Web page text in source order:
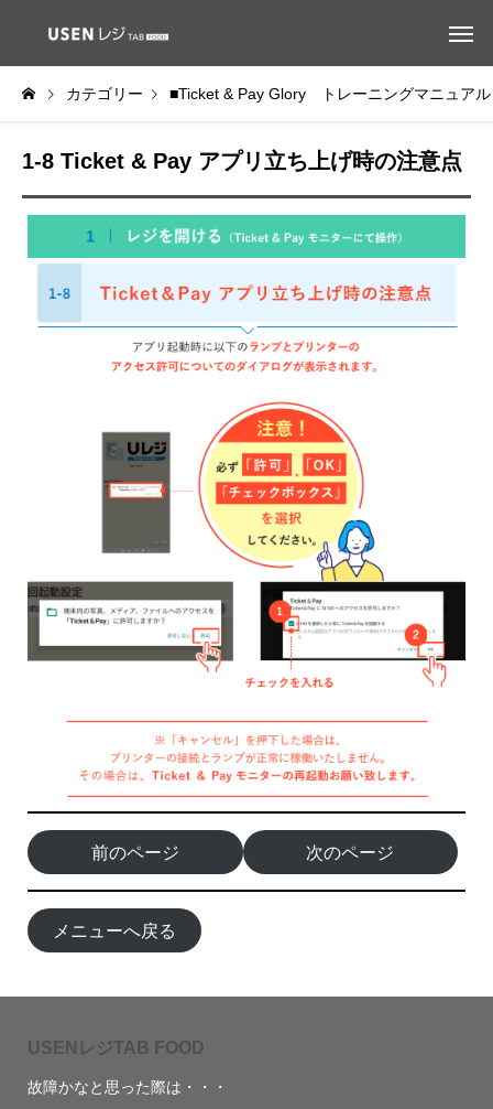
カテゴリー ■Ticket & Pay Glory トレーニングマニュアル
1-8 Ticket & Pay アプリ立ち上げ時の注意点
前のページ 次のページ
メニューへ戻る
USENレジTAB FOOD
故障かなと思った際は・・・